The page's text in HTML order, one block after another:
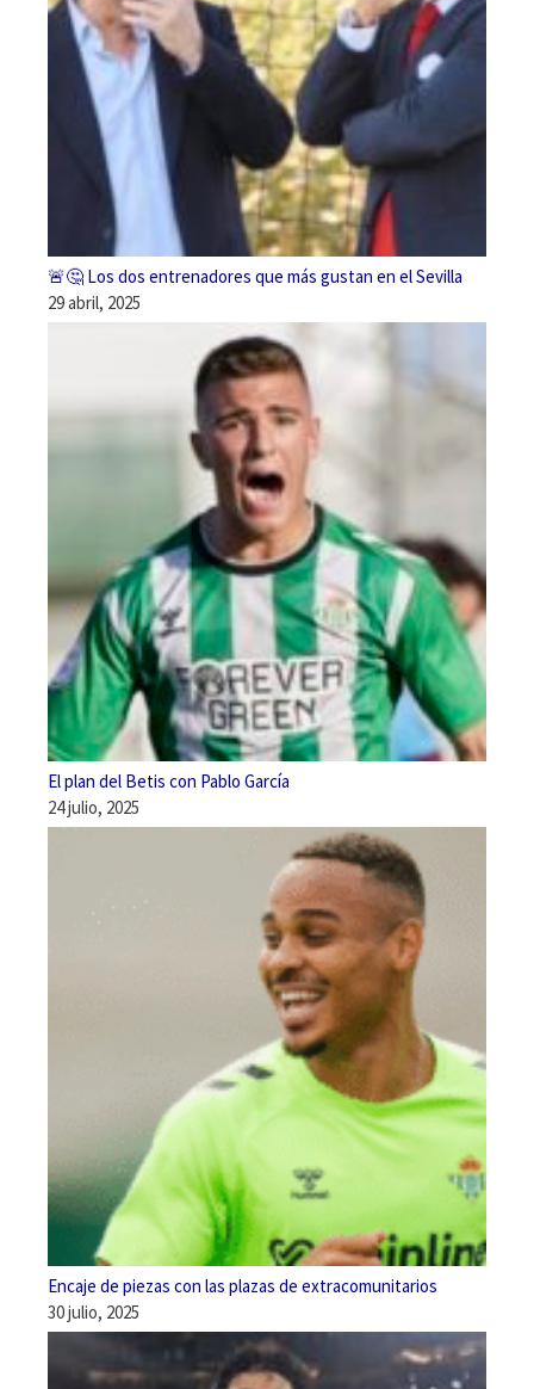
🚨🤔 Los dos entrenadores que más gustan en el Sevilla
29 abril, 2025
El plan del Betis con Pablo García
24 julio, 2025
Encaje de piezas con las plazas de extracomunitarios
30 julio, 2025